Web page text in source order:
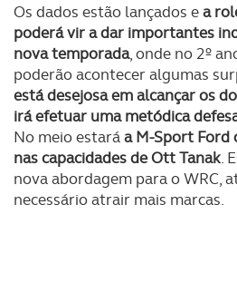
Os dados estão lançados ea
poderá vir a dar importantes
nova temporada, onde no 2º
poderão acontecer algumas
está desejosa em alcançar os
irá efetuar uma metódica
No meio estaráa M-Sport Ford
nas capacidades de Ott Tanak.
nova abordagem para o WRC,
necessário atrair mais marcas.